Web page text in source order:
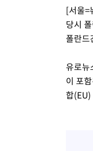
[서울=
당시
폴란드
유로뉴
이 포
합